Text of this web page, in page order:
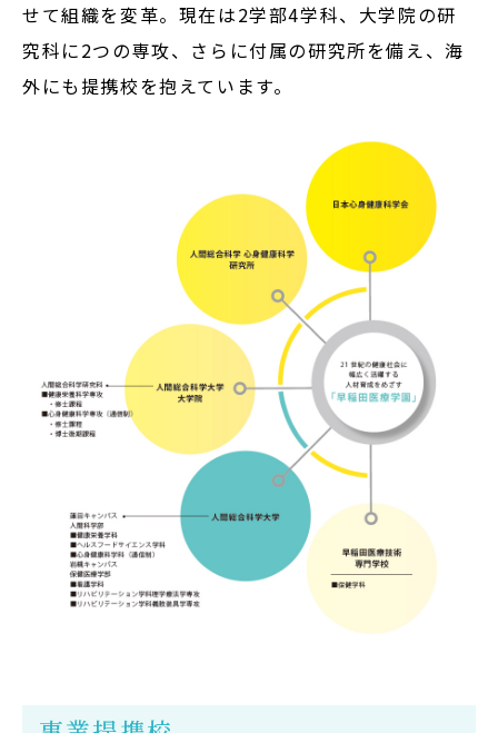
せて組織を変革。現在は2学部4学科、大学院の研
究科に2つの専攻、さらに付属の研究所を備え、海
外にも提携校を抱えています。